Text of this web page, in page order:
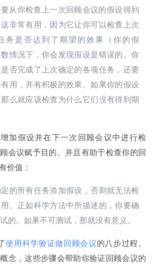
从你检查上一次回顾会议的假设得到
非常有用，因为它让你可以检查上次
务是否达到了期望的效果（你的假
情况下，你会发现假设是错误的。你
否完成了上次确定的各项任务，还要
用，并有积极的效果。如果你的假设
么就应该检查为什么它们没有得到期
加假设并在下一次回顾会议中进行检
会议赋予目的。并且有助于检查你的回
价值：
的所有任务添加假设，否则就无法检
。正如科学方法中所描述的，你要确
的。如果不可测试，那就没有意义。
使用科学验证做回顾会议的八步过程。
念，这些步骤会帮助你验证回顾会议的